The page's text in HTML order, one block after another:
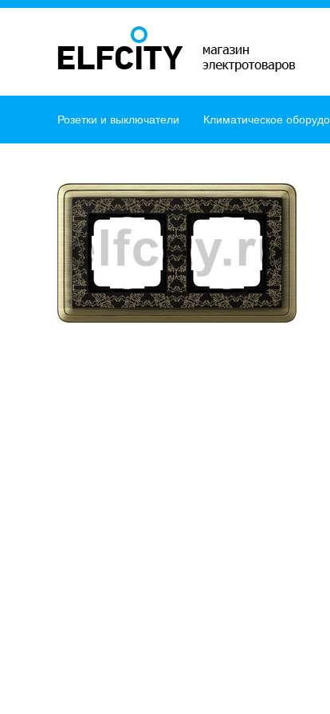
Розетки и выключатели Климатическое